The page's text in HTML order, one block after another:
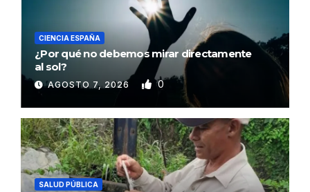
CIENCIA ESPAÑA
¿Por qué no debemos mirar directamente
al sol?
AGOSTO 7, 2026 0
SALUD PÚBLICA